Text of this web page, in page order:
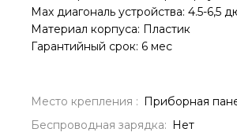
Мах диагональ устройства: 4.5-6,5
Материал корпуса: Пластик
Гарантийный срок: 6 мес
Место крепления : Приборная
Беспроводная зарядка: Нет